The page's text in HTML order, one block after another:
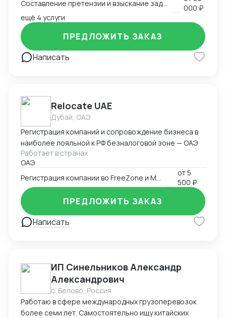
000 ₽
ещё 4 услуги
Написать
ПРЕДЛОЖИТЬ ЗАКАЗ
Relocate UAE
Дубай, ОАЭ
Регистрация компаний и сопровождение бизнеса в
наиболее лояльной к РФ безналоговой зоне — ОАЭ
Работает в странах
ОАЭ
от5
500 ₽
Написать
ПРЕДЛОЖИТЬ ЗАКАЗ
ИП Синельников Александр
Александрович
с. Белово, Россия
Работаю в сфере международных грузоперевозок
более семи лет. Самостоятельно ищу китайских